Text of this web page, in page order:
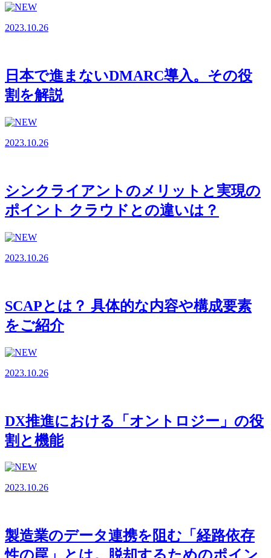
2023.10.26
日本で進まないDMARC導入。その役
割を解説
2023.10.26
シンクライアントのメリットと実現の
ポイント クラウドとの違いは？
2023.10.26
SCAPとは？ 具体的な内容や構成要素
をご紹介
2023.10.26
DX推進における「オントロジー」の役
割と機能
2023.10.26
製造業のデータ連携を阻む「経路依存